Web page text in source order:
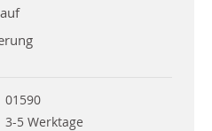
01590
3-5 Werktage